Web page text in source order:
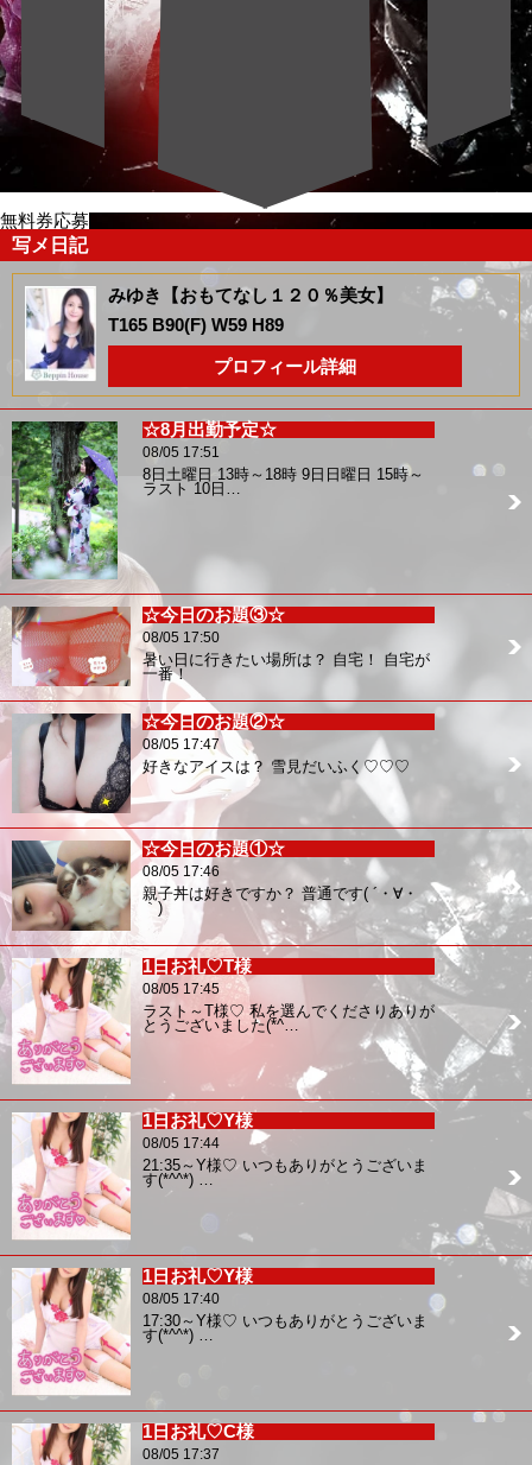
無料券応募
写メ日記
みゆき【おもてなし１２０％美女】
T165 B90(F) W59 H89
プロフィール詳細
☆8月出勤予定☆
08/05 17:51
8日土曜日 13時～18時 9日日曜日 15時～
ラスト 10日…
☆今日のお題③☆
08/05 17:50
暑い日に行きたい場所は？ 自宅！ 自宅が
一番！
☆今日のお題②☆
08/05 17:47
好きなアイスは？ 雪見だいふく♡♡♡
☆今日のお題①☆
08/05 17:46
親子丼は好きですか？ 普通です( ´・∀・
｀)
1日お礼♡T様
08/05 17:45
ラスト～T様♡ 私を選んでくださりありが
とうございました(*^…
1日お礼♡Y様
08/05 17:44
21:35～Y様♡ いつもありがとうございま
す(*^^*) …
1日お礼♡Y様
08/05 17:40
17:30～Y様♡ いつもありがとうございま
す(*^^*) …
1日お礼♡C様
08/05 17:37